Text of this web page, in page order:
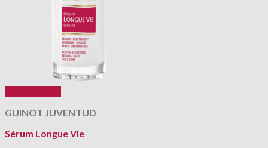
GUINOT JUVENTUD
Sérum Longue Vie